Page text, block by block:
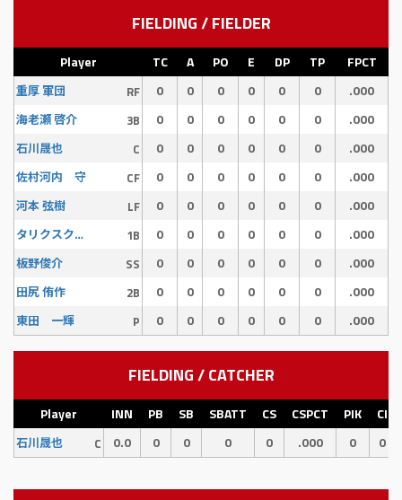
FIELDING / FIELDER
Player TC A PO E DP TP FPCT
重厚 軍団 RF 0 0 0 0 0 0 .000
海老瀬 啓介 3B 0 0 0 0 0 0 .000
石川晟也 C 0 0 0 0 0 0 .000
佐村河内 守 CF 0 0 0 0 0 0 .000
河本 弦樹 LF 0 0 0 0 0 0 .000
タリクスクーバル 1B 0 0 0 0 0 0 .000
板野俊介 SS 0 0 0 0 0 0 .000
田尻 侑作 2B 0 0 0 0 0 0 .000
東田 一輝 P 0 0 0 0 0 0 .000
FIELDING / CATCHER
Player INN PB SB SBATT CS CSPCT PIK CI
石川晟也 C 0.0 0 0 0 0 .000 0 0